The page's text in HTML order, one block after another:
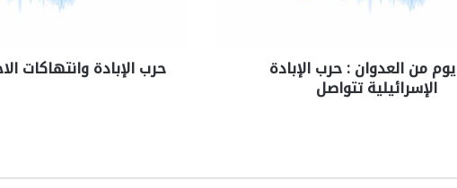
200 يوم من العدوان : حرب الإبادة
الإسرائيلية تتواصل
حرب الإبادة وانتهاكات